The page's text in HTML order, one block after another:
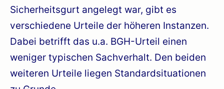
Sicherheitsgurt angelegt war, gibt es
verschiedene Urteile der höheren Instanzen.
Dabei betrifft das u.a. BGH-Urteil einen
weniger typischen Sachverhalt. Den beiden
weiteren Urteile liegen Standardsituationen